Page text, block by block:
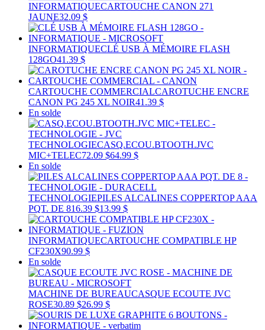
INFORMATIQUECARTOUCHE CANON 271
JAUNE32.09 $
INFORMATIQUECLÉ USB À MÉMOIRE FLASH
128GO41.39 $
CARTOUCHE COMMERCIALCAROTUCHE ENCRE
CANON PG 245 XL NOIR41.39 $
En solde
TECHNOLOGIECASQ.ECOU.BTOOTH.JVC
MIC+TELEC72.09 $64.99 $
En solde
TECHNOLOGIEPILES ALCALINES COPPERTOP AAA
PQT. DE 816.39 $13.99 $
INFORMATIQUECARTOUCHE COMPATIBLE HP
CF230X90.99 $
En solde
MACHINE DE BUREAUCASQUE ECOUTE JVC
ROSE30.89 $26.99 $